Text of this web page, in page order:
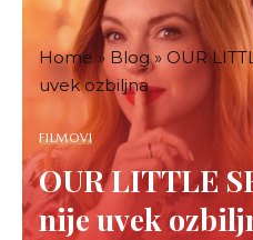
Home» Blog» OUR
uvek ozbiljna
FILMOVI
OUR LITTLE
nije uvek